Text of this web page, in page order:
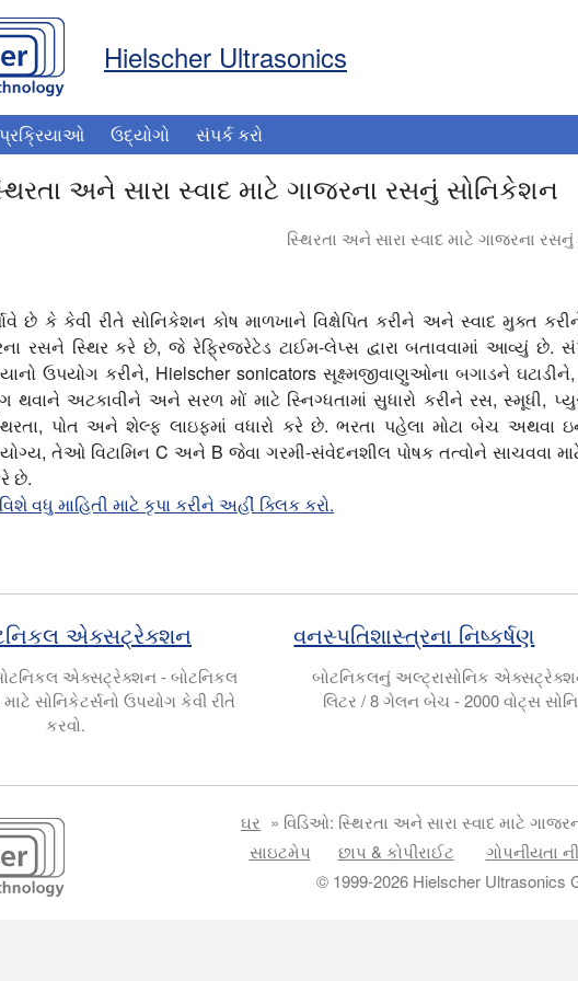
Hielscher Ultrasonics
પ્રક્રિયાઓ ઉદ્યોગો સંપર્ક કરો
અને સારા સ્વાદ માટે ગાજરના રસનું સોનિકેશન
સ્થિરતા અને સારા સ્વાદ માટે ગાજરના
છે કે કેવી રીતે સોનિકેશન કોષ માળખાને વિક્ષેપિત કરીને અને સ્વાદ મુક્ત
રસને સ્થિર કરે છે, જે રેફ્રિજરેટેડ ટાઈમ-લેપ્સ દ્વારા બતાવવામાં આવ્યું છે.
ઉપયોગ કરીને, Hielscher sonicators સૂક્ષ્મજીવાણુઓના બગાડને ઘટાડીને,
અટકાવીને અને સરળ મોં માટે સ્નિગ્ધતામાં સુધારો કરીને રસ, સ્મૂધી,
પોત અને શેલ્ફ લાઇફમાં વધારો કરે છે. ભરતા પહેલા મોટા બેચ અથવા
યોગ્ય, તેઓ વિટામિન C અને B જેવા ગરમી-સંવેદનશીલ પોષક તત્વોને સાચવવા
છે.
વધુ માહિતી માટે કૃપા કરીને અહીં ક્લિક કરો.
એક્સટ્રેક્શન
એક્સટ્રેક્શન - બોટનિકલ
સોનિકેટર્સનો ઉપયોગ કેવી રીતે
કરવો.
વનસ્પતિશાસ્ત્રના નિષ્કર્ષણ
બોટનિકલનું અલ્ટ્રાસોનિક
લિટર / 8 ગેલન બેચ - 2000 વોટ્સ
ઘર » વિડિઓ: સ્થિરતા અને સારા સ્વાદ માટે
સાઇટમેપ
છાપ & કોપીરાઈટ ગોપનીયતા
© 1999-2026 Hielscher Ultrasonics